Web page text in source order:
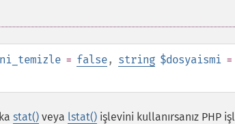
= false, string $dosyaismi =
stat() veya lstat() işlevini kullanırsanız PHP